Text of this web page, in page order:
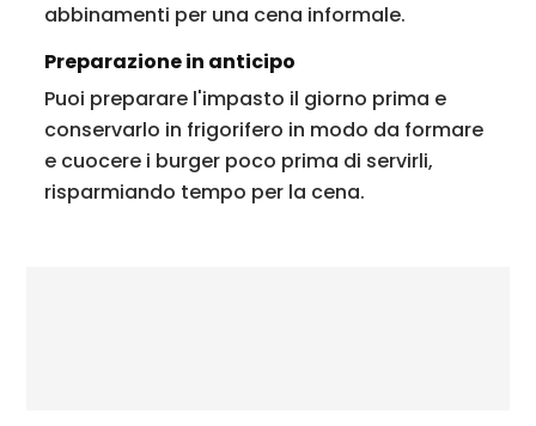
abbinamenti per una cena informale.
Preparazione in anticipo
Puoi preparare l'impasto il giorno prima e
conservarlo in frigorifero in modo da formare
e cuocere i burger poco prima di servirli,
risparmiando tempo per la cena.